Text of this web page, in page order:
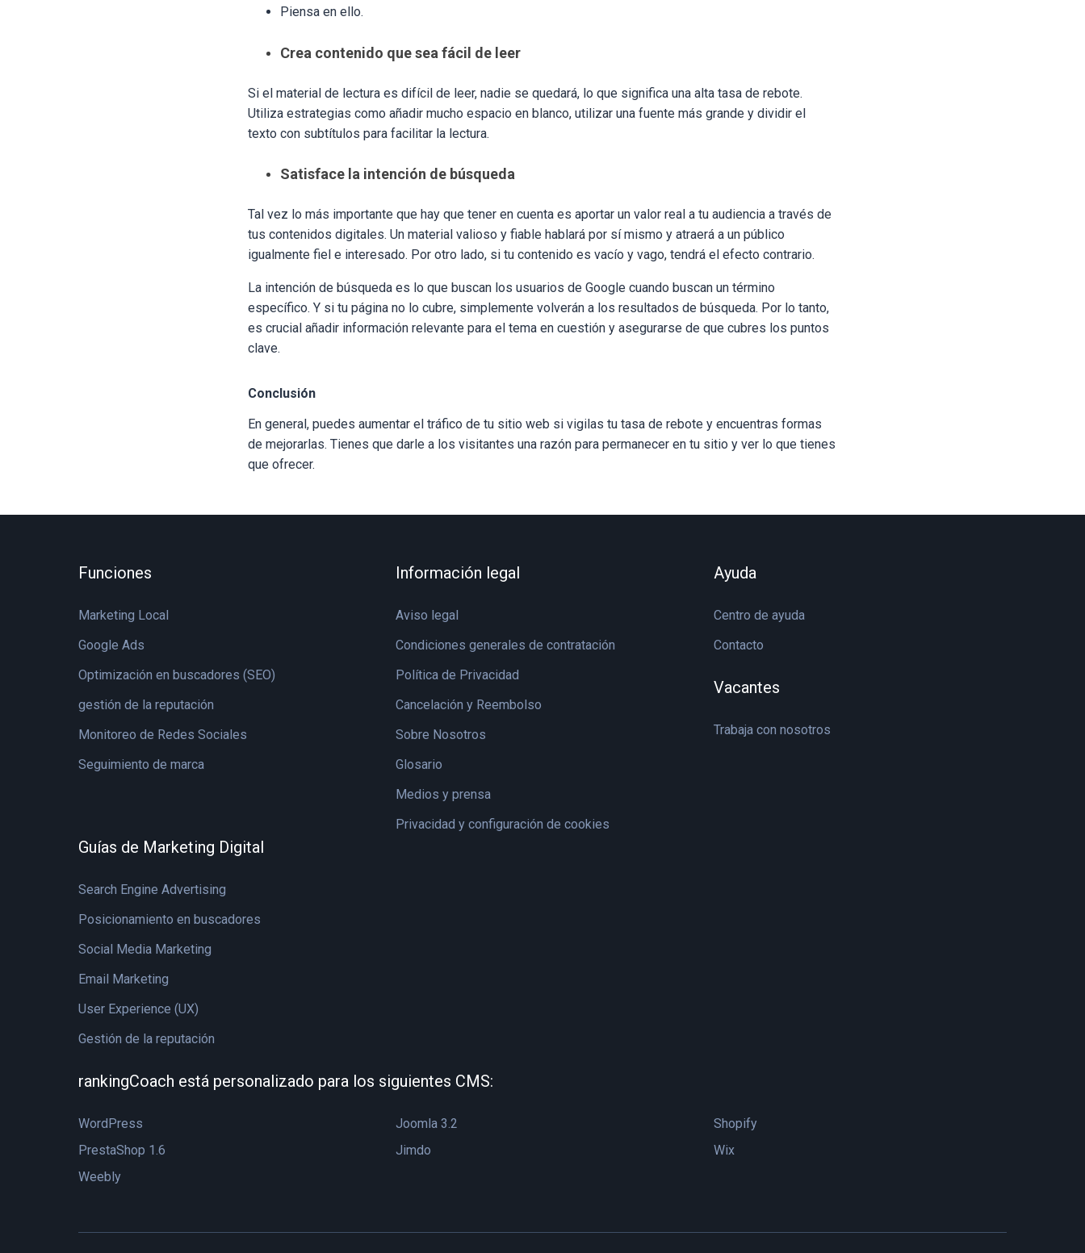
Piensa en ello.
Crea contenido que sea fácil de leer
Si el material de lectura es difícil de leer, nadie se quedará, lo que significa una alta tasa de rebote.
Utiliza estrategias como añadir mucho espacio en blanco, utilizar una fuente más grande y dividir el
texto con subtítulos para facilitar la lectura.
Satisface la intención de búsqueda
Tal vez lo más importante que hay que tener en cuenta es aportar un valor real a tu audiencia a través de
tus contenidos digitales. Un material valioso y fiable hablará por sí mismo y atraerá a un público
igualmente fiel e interesado. Por otro lado, si tu contenido es vacío y vago, tendrá el efecto contrario.
La intención de búsqueda es lo que buscan los usuarios de Google cuando buscan un término
específico. Y si tu página no lo cubre, simplemente volverán a los resultados de búsqueda. Por lo tanto,
es crucial añadir información relevante para el tema en cuestión y asegurarse de que cubres los puntos
clave.
Conclusión
En general, puedes aumentar el tráfico de tu sitio web si vigilas tu tasa de rebote y encuentras formas
de mejorarlas. Tienes que darle a los visitantes una razón para permanecer en tu sitio y ver lo que tienes
que ofrecer.
Funciones
Marketing Local
Google Ads
Optimización en buscadores (SEO)
gestión de la reputación
Monitoreo de Redes Sociales
Seguimiento de marca
Información legal
Aviso legal
Condiciones generales de contratación
Política de Privacidad
Cancelación y Reembolso
Sobre Nosotros
Glosario
Medios y prensa
Privacidad y configuración de cookies
Ayuda
Centro de ayuda
Contacto
Vacantes
Trabaja con nosotros
Guías de Marketing Digital
Search Engine Advertising
Posicionamiento en buscadores
Social Media Marketing
Email Marketing
User Experience (UX)
Gestión de la reputación
rankingCoach está personalizado para los siguientes CMS:
WordPress Joomla 3.2
Shopify
PrestaShop 1.6
Jimdo
Wix
Weebly